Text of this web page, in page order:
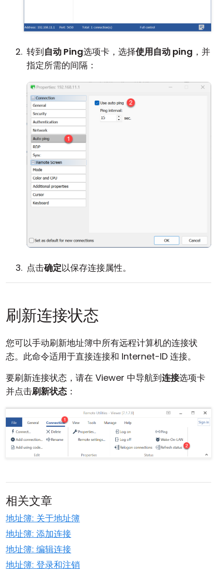
转到自动 Ping选项卡，选择使用自动 ping ，并
指定所需的间隔：
点击确定以保存连接属性。
刷新连接状态
您可以手动刷新地址簿中所有远程计算机的连接状
态。此命令适用于直接连接和 Internet-ID 连接。
要刷新连接状态，请在 Viewer 中导航到连接选项卡
并点击刷新状态 ：
相关文章
地址簿: 关于地址簿
地址簿: 添加连接
地址簿: 编辑连接
地址簿: 登录和注销